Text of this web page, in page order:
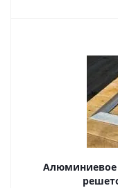
Алюминиевое